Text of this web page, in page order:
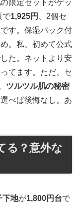
の限定セットがゲッ
で1,925円
、2個セ
す。保湿パック付
。私、初めて公式
た。ネットより安
てます。ただ、セ
ツルツル肌の秘密
べば後悔なし。あ
る？意外な
下地が1,800円台で